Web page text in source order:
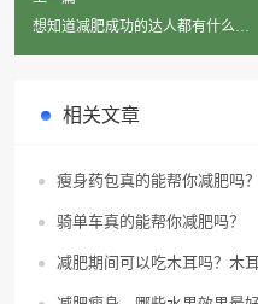
想知道减肥成功的达人都有什么秘
相关文章
瘦身药包真的能帮你减肥吗
骑单车真的能帮你减肥吗？
减肥期间可以吃木耳吗？木